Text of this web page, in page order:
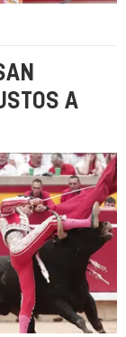
A